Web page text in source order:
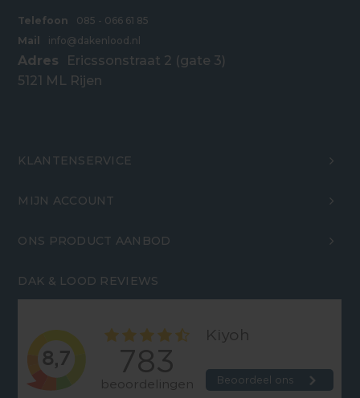
Telefoon
085 - 066 61 85
Mail
info@dakenlood.nl
Adres
Ericssonstraat 2 (gate 3)
5121 ML Rijen
KLANTENSERVICE
MIJN ACCOUNT
ONS PRODUCT AANBOD
DAK & LOOD REVIEWS